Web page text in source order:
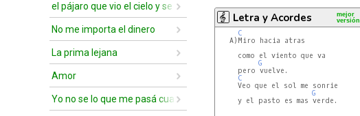
el pájaro que vio el cielo y se voló
No me importa el dinero
La prima lejana
Amor
Yo no se lo que me pasá cuando estoy con vos
Letra y Acordes
mejor
versión
C
   A)Miro hacia atras
     como el viento que va
G
     pero vuelve.
C
     Veo que el sol me sonrie
G
     y el pasto es mas verde.